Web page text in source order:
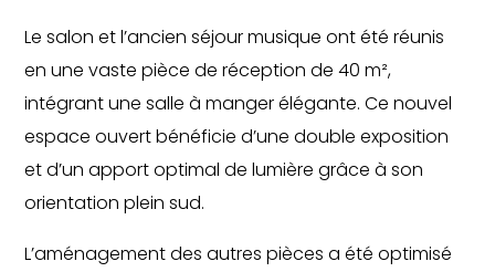
Le salon et l’ancien séjour musique ont été réunis
en une vaste pièce de réception de 40 m²,
intégrant une salle à manger élégante. Ce nouvel
espace ouvert bénéficie d’une double exposition
et d’un apport optimal de lumière grâce à son
orientation plein sud.
L’aménagement des autres pièces a été optimisé